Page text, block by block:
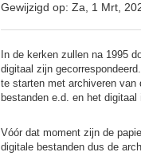
Gewijzigd op: Za, 1 Mrt,
In de kerken zullen na 1995
digitaal zijn
te starten met archiveren van
bestanden e.d. en het digitaal
Vóór dat moment zijn de
digitale bestanden dus de